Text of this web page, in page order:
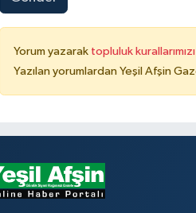
Yorum yazarak topluluk kurallarımızı
Yazılan yorumlardan Yeşil Afşin